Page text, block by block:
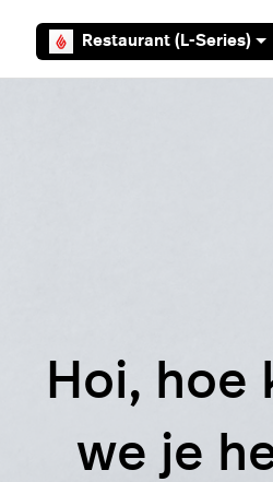
Restaurant (L-Series)
Hoi, hoe
we je